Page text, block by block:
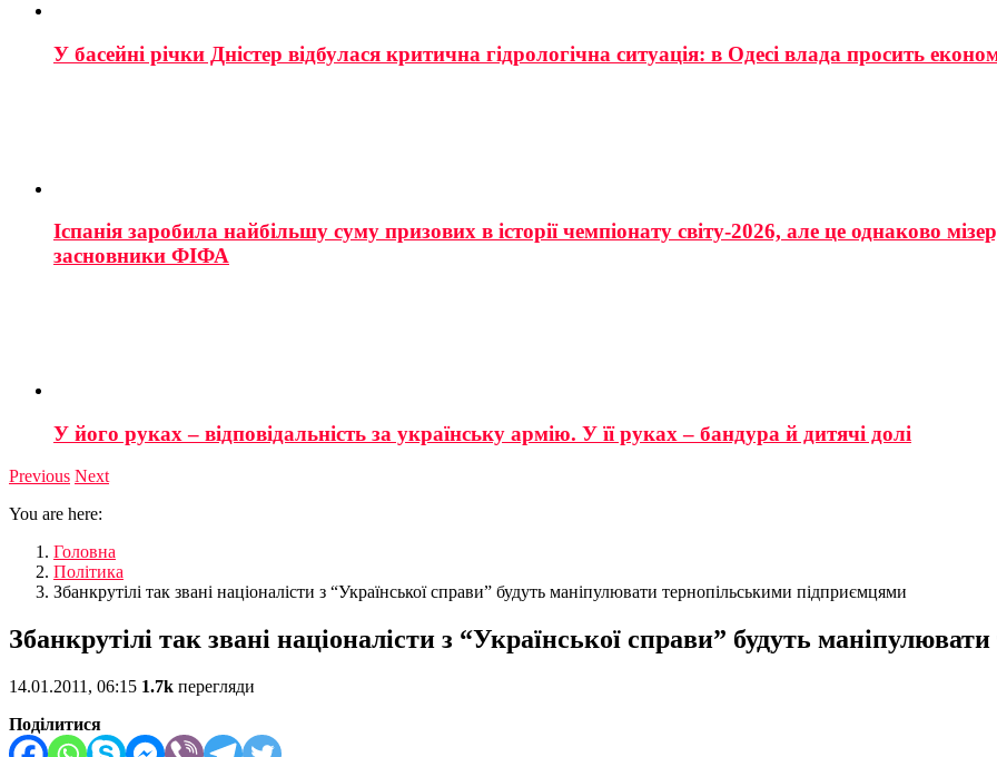
У басейні річки Дністер відбулася критична гідрологічна ситуація: в Одесі влада просить
Іспанія заробила найбільшу суму призових в історії чемпіонату світу-2026, але це однаково
засновники ФІФА
У його руках – відповідальність за українську армію. У її руках – бандура й дитячі долі
Previous Next
You are here:
Головна
Політика
Збанкрутілі так звані націоналісти з “Української справи” будуть маніпулювати тернопільськими підприємцями
Збанкрутілі так звані націоналісти з “Української справи” будуть
14.01.2011, 06:15 1.7k перегляди
Поділитися